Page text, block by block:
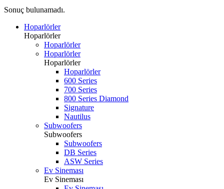
Sonuç bulunamadı.
Hoparlörler
Hoparlörler
Hoparlörler
Hoparlörler
Hoparlörler
Hoparlörler
600 Series
700 Series
800 Series Diamond
Signature
Nautilus
Subwoofers
Subwoofers
Subwoofers
DB Series
ASW Series
Ev Sineması
Ev Sineması